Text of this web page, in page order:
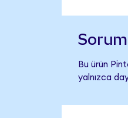
Bu ürün
yalnızca